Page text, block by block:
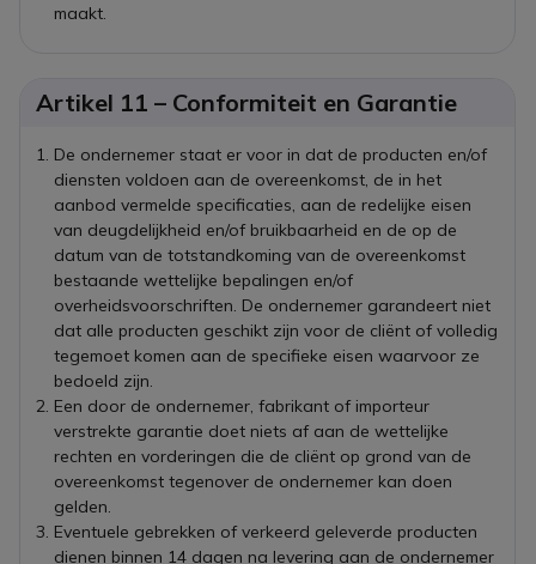
maakt.
Artikel 11 – Conformiteit en Garantie
De ondernemer staat er voor in dat de producten en/of
diensten voldoen aan de overeenkomst, de in het
aanbod vermelde specificaties, aan de redelijke eisen
van deugdelijkheid en/of bruikbaarheid en de op de
datum van de totstandkoming van de overeenkomst
bestaande wettelijke bepalingen en/of
overheidsvoorschriften. De ondernemer garandeert niet
dat alle producten geschikt zijn voor de cliënt of volledig
tegemoet komen aan de specifieke eisen waarvoor ze
bedoeld zijn.
Een door de ondernemer, fabrikant of importeur
verstrekte garantie doet niets af aan de wettelijke
rechten en vorderingen die de cliënt op grond van de
overeenkomst tegenover de ondernemer kan doen
gelden.
Eventuele gebrekken of verkeerd geleverde producten
dienen binnen 14 dagen na levering aan de ondernemer